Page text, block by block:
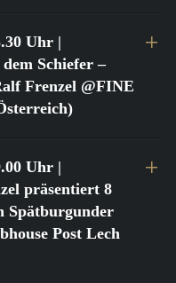
Uhr |
Schiefer –
Frenzel @FINE
Uhr |
präsentiert 8
Spätburgunder
Post Lech